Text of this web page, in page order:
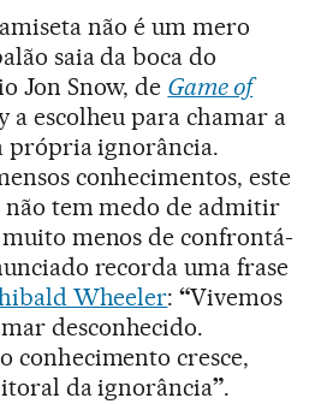
não é um mero
saia da boca do
Jon Snow, de Game of
a escolheu para chamar a
própria ignorância.
conhecimentos, este
não tem medo de admitir
menos de confrontá-
recorda uma frase
Wheeler:“Vivemos
desconhecido.
conhecimento cresce,
da ignorância”.